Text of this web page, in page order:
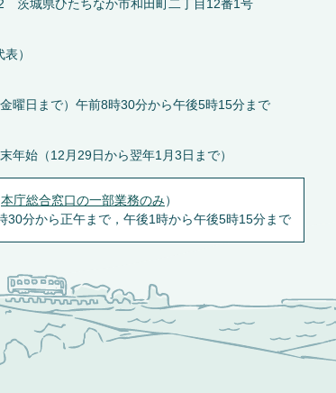
城県ひたちなか市和田町二丁目12番1号
）
曜日まで）午前8時30分から午後5時15分まで
年始（12月29日から翌年1月3日まで）
本庁総合窓口の一部業務のみ）
分から正午まで，午後1時から午後5時15分まで